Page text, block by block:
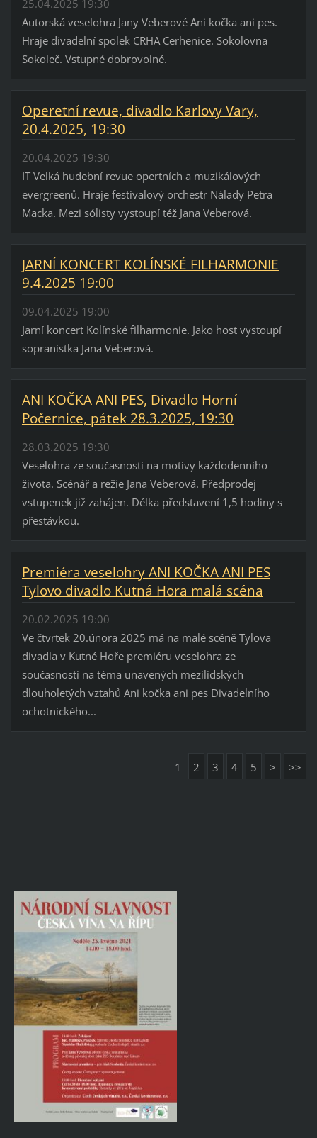
25.04.2025 19:30
Autorská veselohra Jany Veberové Ani kočka ani pes.
Hraje divadelní spolek CRHA Cerhenice. Sokolovna
Sokoleč. Vstupné dobrovolné.
Operetní revue, divadlo Karlovy Vary,
20.4.2025, 19:30
20.04.2025 19:30
IT Velká hudební revue opertních a muzikálových
evergreenů. Hraje festivalový orchestr Nálady Petra
Macka. Mezi sólisty vystoupí též Jana Veberová.
JARNÍ KONCERT KOLÍNSKÉ FILHARMONIE
9.4.2025 19:00
09.04.2025 19:00
Jarní koncert Kolínské filharmonie. Jako host vystoupí
sopranistka Jana Veberová.
ANI KOČKA ANI PES, Divadlo Horní
Počernice, pátek 28.3.2025, 19:30
28.03.2025 19:30
Veselohra ze současnosti na motivy každodenního
života. Scénář a režie Jana Veberová. Předprodej
vstupenek již zahájen. Délka představení 1,5 hodiny s
přestávkou.
Premiéra veselohry ANI KOČKA ANI PES
Tylovo divadlo Kutná Hora malá scéna
20.02.2025 19:00
Ve čtvrtek 20.února 2025 má na malé scéně Tylova
divadla v Kutné Hoře premiéru veselohra ze
současnosti na téma unavených mezilidských
dlouholetých vztahů Ani kočka ani pes Divadelního
ochotnického...
1 2 3 4 5 > >>